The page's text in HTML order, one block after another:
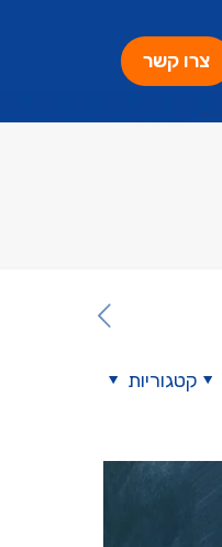
צרו קשר
קטגוריות